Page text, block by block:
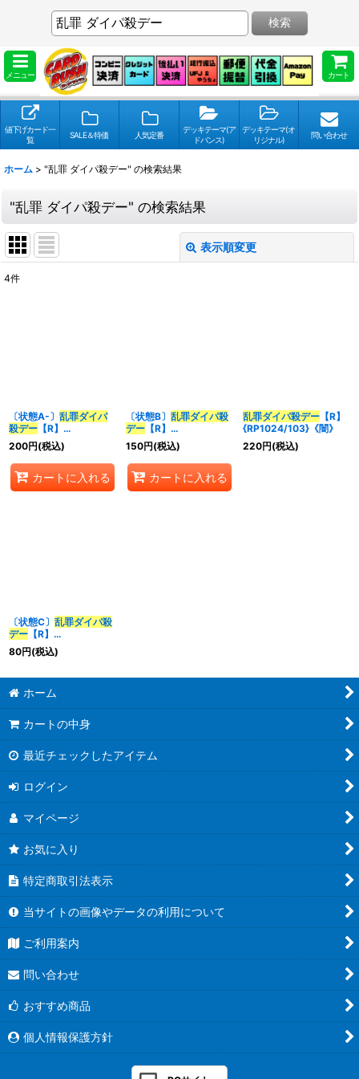
メニュー カート
検索
値下げカード一
覧
SALE＆特価 人気定番
デッキテーマ(ア
ドバンス)
デッキテーマ(オ
リジナル)
問い合わせ
ホーム > "乱罪 ダイパ殺デー" の検索結果
"乱罪 ダイパ殺デー" の検索結果
表示順変更
検索キーワードをお願い致します
カテゴリ
特集:
4件
〔状態A-〕 乱罪ダイパ
殺デー 【R】
{RP1024/103}《闇》
200円(税込)
カートに入れる
〔状態B〕 乱罪ダイパ殺
デー【R】
{RP1024/103}《闇》
150円(税込)
カートに入れる
乱罪ダイパ殺デー【R】
{RP1024/103}《闇》
220円(税込)
〔状態C〕 乱罪ダイパ殺
デー 【R】
{RP1024/103}《闇》
80円(税込)
ホーム
カートの中身
最近チェックしたアイテム
ログイン
マイページ
お気に入り
特定商取引法表示
当サイトの画像やデータの利用について
ご利用案内
問い合わせ
おすすめ商品
個人情報保護方針